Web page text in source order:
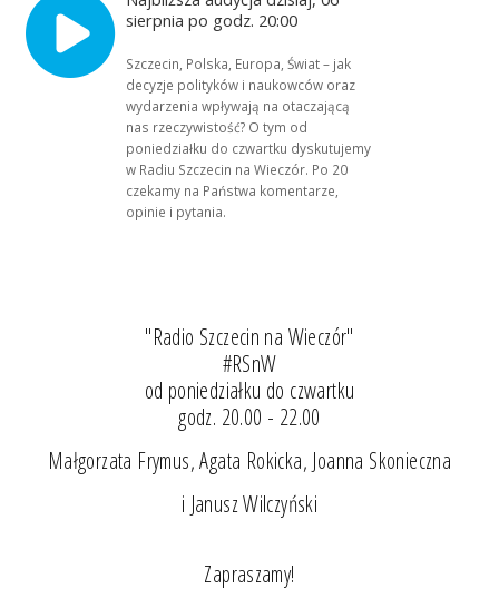
sierpnia po godz. 20:00
Szczecin, Polska, Europa, Świat – jak
decyzje polityków i naukowców oraz
wydarzenia wpływają na otaczającą
nas rzeczywistość? O tym od
poniedziałku do czwartku dyskutujemy
w Radiu Szczecin na Wieczór. Po 20
czekamy na Państwa komentarze,
opinie i pytania.
"Radio Szczecin na Wieczór"
#RSnW
od poniedziałku do czwartku
godz. 20.00 - 22.00
Małgorzata Frymus, Agata Rokicka, Joanna Skonieczna
i Janusz Wilczyński
Zapraszamy!